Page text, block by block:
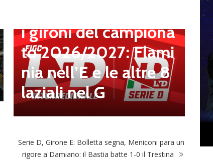
i gironi del campiona
to 2026/2027: Flami
nia nell’E e le altre 8
laziali nel G
Serie D, Girone E: Bolletta segna, Meniconi para un
rigore a Damiano: il Bastia batte 1-0 il Trestina